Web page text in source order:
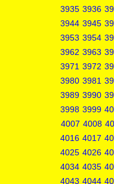
3935 3936
3944 3945
3953 3954
3962 3963
3971 3972
3980 3981
3989 3990
3998 3999
4007 4008
4016 4017
4025 4026
4034 4035
4043 4044